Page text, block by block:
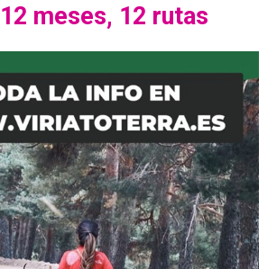
meses, 12 rutas